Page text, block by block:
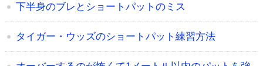
下半身のブレとショートパットのミス
タイガー・ウッズのショートパット練習方法